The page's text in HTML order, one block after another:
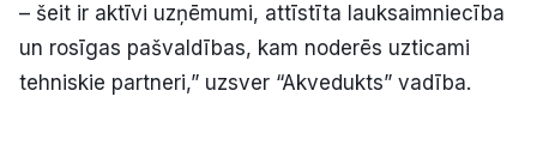
E-avīze Abonē
– šeit ir aktīvi uzņēmumi, attīstīta lauksaimniecība
un rosīgas pašvaldības, kam noderēs uzticami
tehniskie partneri,” uzsver “Akvedukts” vadība.